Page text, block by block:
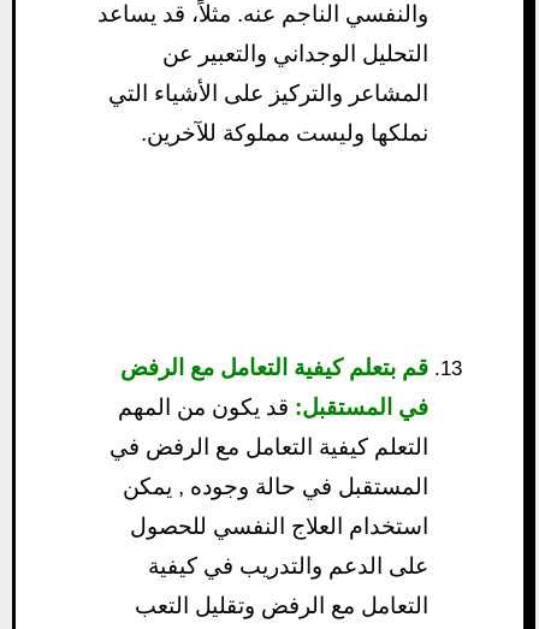
والنفسي الناجم عنه. مثلاً، قد يساعد
التحليل الوجداني والتعبير عن
المشاعر والتركيز على الأشياء التي
نملكها وليست مملوكة للآخرين.
قم بتعلم كيفية التعامل مع الرفض
في المستقبل: قد يكون من المهم
التعلم كيفية التعامل مع الرفض في
المستقبل في حالة وجوده , يمكن
استخدام العلاج النفسي للحصول
على الدعم والتدريب في كيفية
التعامل مع الرفض وتقليل التعب